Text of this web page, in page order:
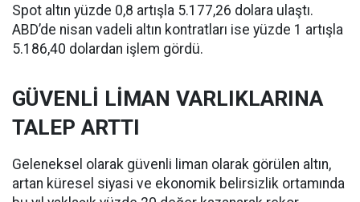
Spot altın yüzde 0,8 artışla 5.177,26 dolara ulaştı.
ABD’de nisan vadeli altın kontratları ise yüzde 1 artışla
5.186,40 dolardan işlem gördü.
GÜVENLİ LİMAN VARLIKLARINA
TALEP ARTTI
Geleneksel olarak güvenli liman olarak görülen altın,
artan küresel siyasi ve ekonomik belirsizlik ortamında